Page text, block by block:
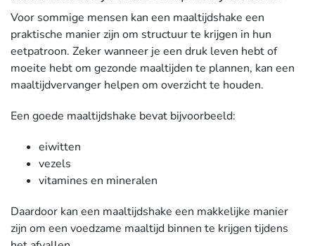
Voor sommige mensen kan een maaltijdshake een
praktische manier zijn om structuur te krijgen in hun
eetpatroon. Zeker wanneer je een druk leven hebt of
moeite hebt om gezonde maaltijden te plannen, kan een
maaltijdvervanger helpen om overzicht te houden.
Een goede maaltijdshake bevat bijvoorbeeld:
eiwitten
vezels
vitamines en mineralen
Daardoor kan een maaltijdshake een makkelijke manier
zijn om een voedzame maaltijd binnen te krijgen tijdens